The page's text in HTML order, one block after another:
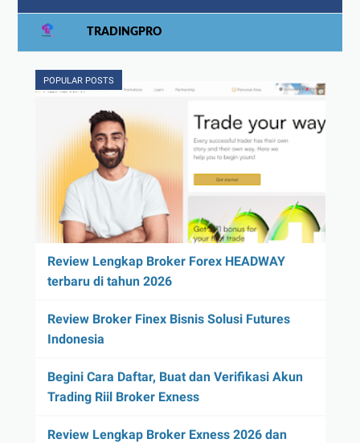
TRADINGPRO
POPULAR POSTS
Review Lengkap Broker Forex HEADWAY
terbaru di tahun 2026
Review Broker Finex Bisnis Solusi Futures
Indonesia
Begini Cara Daftar, Buat dan Verifikasi Akun
Trading Riil Broker Exness
Review Lengkap Broker Exness 2026 dan